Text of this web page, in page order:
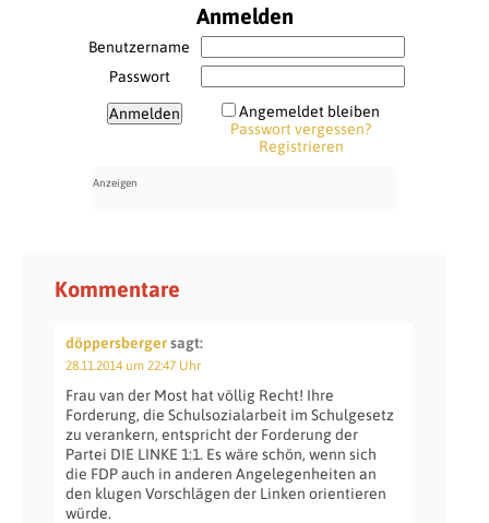
Anmelden
Benutzername
Passwort
Angemeldet bleiben
Passwort vergessen?
Registrieren
Kommentare
döppersbergersagt:
28.11.2014 um 22:47 Uhr
Frau van der Most hat völlig Recht! Ihre
Forderung, die Schulsozialarbeit im Schulgesetz
zu verankern, entspricht der Forderung der
Partei DIE LINKE 1:1. Es wäre schön, wenn sich
die FDP auch in anderen Angelegenheiten an
den klugen Vorschlägen der Linken orientieren
würde.